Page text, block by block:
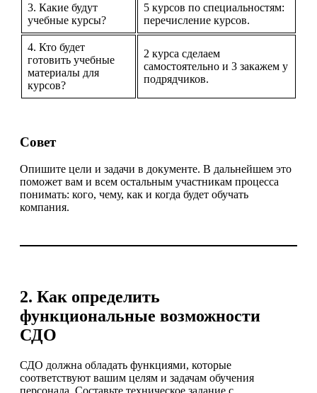
3. Какие будут
учебные курсы?
5 курсов по специальностям:
перечисление курсов.
4. Кто будет
готовить учебные
материалы для
курсов?
2 курса сделаем
самостоятельно и 3 закажем у
подрядчиков.
Совет
Опишите цели и задачи в документе. В дальнейшем это
поможет вам и всем остальным участникам процесса
понимать: кого, чему, как и когда будет обучать
компания.
2. Как определить
функциональные возможности
СДО
СДО должна обладать функциями, которые
соответствуют вашим целям и задачам обучения
персонала. Составьте техническое задание с